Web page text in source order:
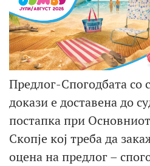
Предлог-Спогодбата со
докази е доставена до
постапка при
Скопје кој треба да
оцена на предлог –